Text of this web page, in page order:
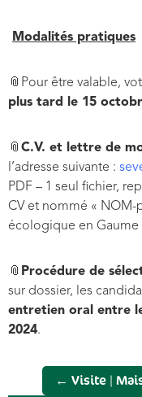
Modalités pratiques
📎Pour être valable,
plus tard le 15
📎 C.V. et lettre de
l’adresse suivante :
PDF – 1 seul fichier,
CV et nommé «
écologique en Gaume
📎 Procédure de
sur dossier, les
entretien oral entre
2024.
← Visite |